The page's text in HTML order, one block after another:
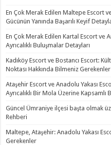
En Çok Merak Edilen Maltepe Escort
Gücünün Yanında Başarılı Keyif
En Çok Merak Edilen Kartal Escort ve
Ayrıcalıklı Buluşmalar Detayları
Kadıköy Escort ve Bostancı Escort:
Noktası Hakkında Bilmeniz Gerekenler
Ataşehir Escort ve Anadolu Yakası
Ayrıcalıklı Bir Mola Üzerine Kapsamlı
Güncel Ümraniye ilçesi başta olmak
Rehberi
Maltepe, Ataşehir: Anadolu Yakası
Gerekenler